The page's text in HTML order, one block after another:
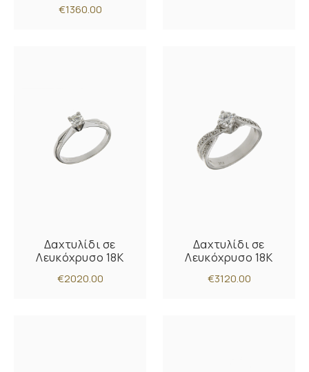
€1360.00
Δαχτυλίδι σε
Λευκόχρυσο 18K
€2020.00
Δαχτυλίδι σε
Λευκόχρυσο 18K
€3120.00